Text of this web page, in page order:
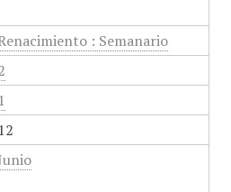
: Semanario
1
12